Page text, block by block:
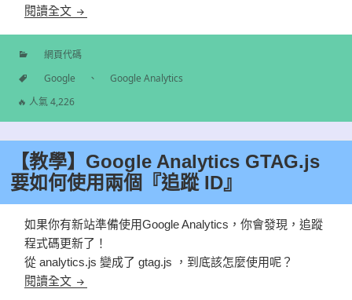
閱讀全文 【教學】Google Analytics GTAG.js 要如何停止跨網
分
網頁代碼
標
Google 、
Google Analytics
🔥 人氣 4,226
【教學】Google Analytics GTAG.js
要如何使用兩個『追蹤 ID』
如果你有新站準備使用Google Analytics，你會發現，追蹤
程式碼更新了！
從analytics.js 變成了 gtag.js ，到底該怎麼使用呢？
閱讀全文 【教學】Google Analytics GTAG.js 要如何使用兩個